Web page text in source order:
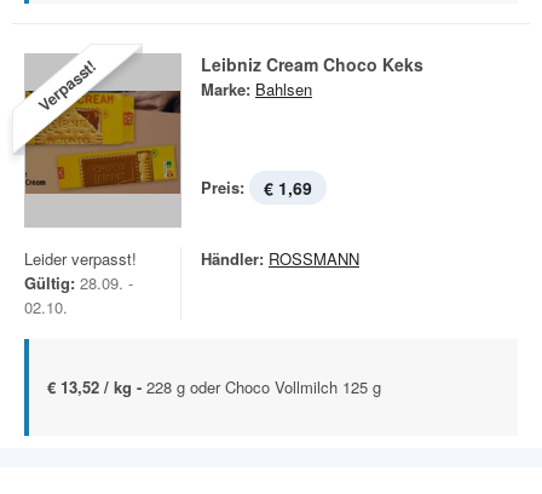
Verpasst! Leibniz Cream Choco Keks
Marke: Bahlsen
Preis: € 1,69
Leider verpasst!
Gültig: 28.09. -
02.10.
Händler: ROSSMANN
€ 13,52 / kg - 228 g oder Choco Vollmilch 125 g